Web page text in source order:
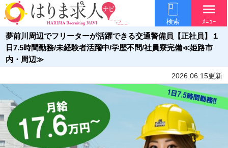
検索
menu
ﾒﾆｭｰ
夢前川周辺でフリーターが活躍できる交通警備員【正社員】１
日7.5時間勤務/未経験者活躍中/学歴不問/社員寮完備≪姫路市
内・周辺≫
2026.06.15更新